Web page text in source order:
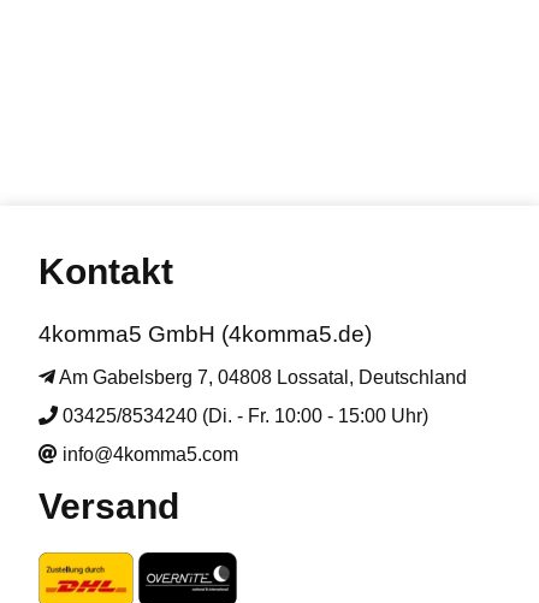
Kontakt
4komma5 GmbH (4komma5.de)
Am Gabelsberg 7, 04808 Lossatal, Deutschland
03425/8534240 (Di. - Fr. 10:00 - 15:00 Uhr)
info@4komma5.com
Versand